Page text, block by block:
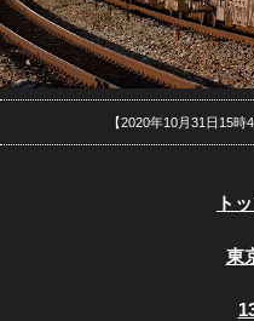
【2020年10月31日15
ト
東